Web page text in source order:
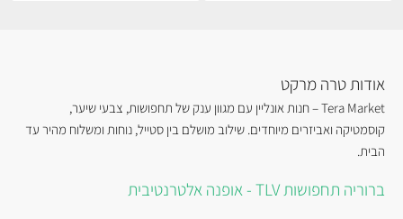
אודות טרה מרקט
Tera Market – חנות אונליין עם מגוון ענק של תחפושות, צבעי שיער,
קוסמטיקה ואביזרים מיוחדים. שילוב מושלם בין סטייל, נוחות ומשלוח מהיר עד
הבית.
ברוריה תחפושות TLV - אופנה אלטרנטיבית